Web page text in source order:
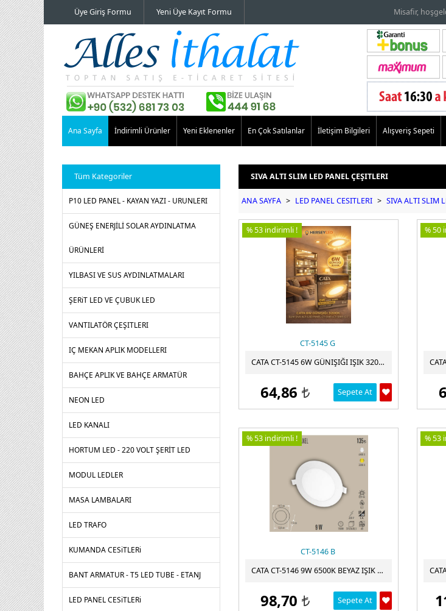
Üye Giriş Formu Yeni Üye Kayıt Formu Misafir,
Ana Sayfa İndirimli Ürünler Yeni Eklenenler En Çok Satılanlar İletişim Bilgileri Alışveriş Sepeti
Tüm Kategoriler
P10 LED PANEL - KAYAN YAZI - URUNLERI
GÜNEŞ ENERJİLİ SOLAR AYDINLATMA
ÜRÜNLERİ
YILBASI VE SUS AYDINLATMALARI
ŞERiT LED VE ÇUBUK LED
VANTILATÖR ÇEŞITLERI
IÇ MEKAN APLIK MODELLERI
BAHÇE APLIK VE BAHÇE ARMATÜR
NEON LED
LED KANALI
HORTUM LED - 220 VOLT ŞERİT LED
MODUL LEDLER
MASA LAMBALARI
LED TRAFO
KUMANDA CESiTLERi
BANT ARMATUR - T5 LED TUBE - ETANJ
LED PANEL CESiTLERi
SIVA ALTI SLIM LED PANEL ÇEŞITLERI
ANA SAYFA > LED PANEL CESITLERI > SIVA ALTI SLIM
% 53 indirimli !
CT-5145 G
CATA CT-5145 6W GÜNIŞIĞI IŞIK 3200K SLIM SIVA ALTI LED PANEL
64,86 t Sepete At
% 50
% 53 indirimli !
CT-5146 B
CATA CT-5146 9W 6500K BEYAZ IŞIK SIVA ALTI LED PANEL SPOT- ALÜMINYUM KASA
98,70 t Sepete At
% 53